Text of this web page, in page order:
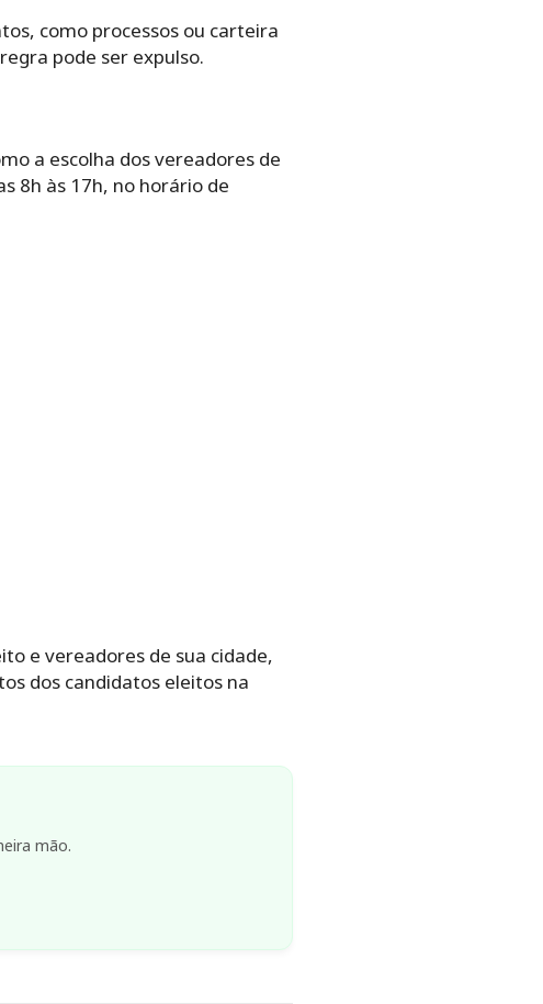
como processos ou carteira
pode ser expulso.
a escolha dos vereadores de
8h às 17h, no horário de
e vereadores de sua cidade,
dos candidatos eleitos na
mão.